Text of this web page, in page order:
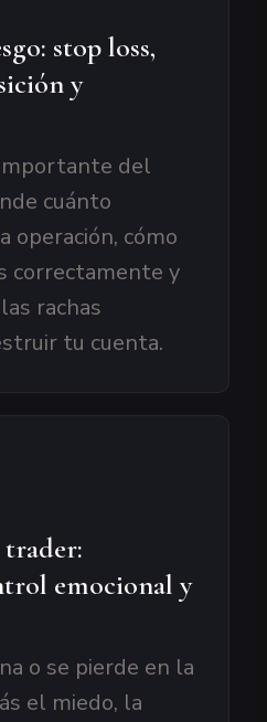
stop loss,
y
del
cuánto
operación, cómo
correctamente y
rachas
tu cuenta.
emocional y
o se pierde en la
el miedo, la